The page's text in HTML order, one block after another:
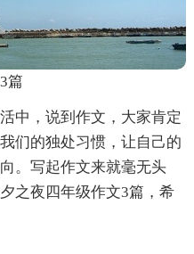
篇
中，说到作文，大家肯定
们的独处习惯，让自己的
。写起作文来就毫无头
之夜四年级作文3篇，希